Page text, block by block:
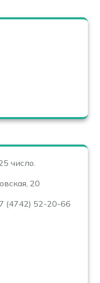
число.
20
(4742) 52-20-66